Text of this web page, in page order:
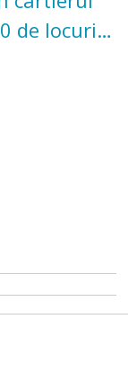
de locuri